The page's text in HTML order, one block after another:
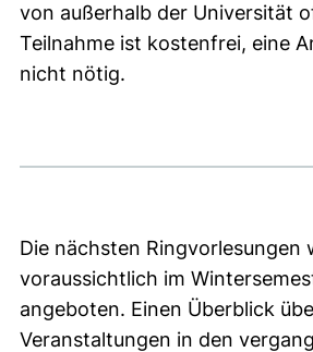
von außerhalb der Universität
Teilnahme ist kostenfrei, eine
nicht nötig.
Die nächsten Ringvorlesungen
voraussichtlich im
angeboten. Einen Überblick
Veranstaltungen in den